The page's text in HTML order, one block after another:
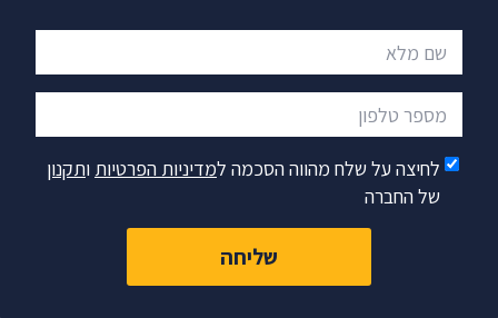
שם מלא
מספר טלפון
לחיצה על שלח מהווה הסכמה למדיניות הפרטיות ותקנון
של החברה
שליחה